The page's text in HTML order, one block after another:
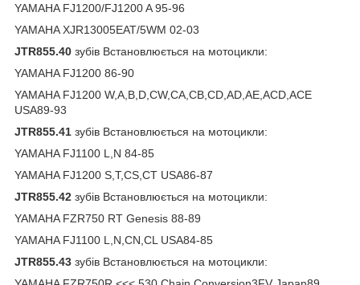
YAMAHA FJ1200/FJ1200 A 95-96
YAMAHA XJR13005EAT/5WM 02-03
JTR855.40 зубів Встановлюється на мотоцикли:
YAMAHA FJ1200 86-90
YAMAHA FJ1200 W,A,B,D,CW,CA,CB,CD,AD,AE,ACD,ACE
USA89-93
JTR855.41 зубів Встановлюється на мотоцикли:
YAMAHA FJ1100 L,N 84-85
YAMAHA FJ1200 S,T,CS,CT USA86-87
JTR855.42 зубів Встановлюється на мотоцикли:
YAMAHA FZR750 RT Genesis 88-89
YAMAHA FJ1100 L,N,CN,CL USA84-85
JTR855.43 зубів Встановлюється на мотоцикли: